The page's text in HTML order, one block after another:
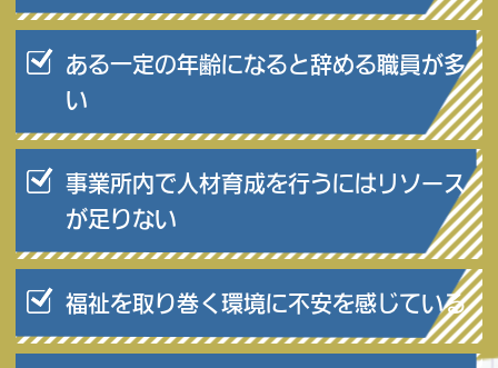
ある一定の年齢になると辞める職員が多
い
事業所内で人材育成を行うにはリソース
が足りない
福祉を取り巻く環境に不安を感じている